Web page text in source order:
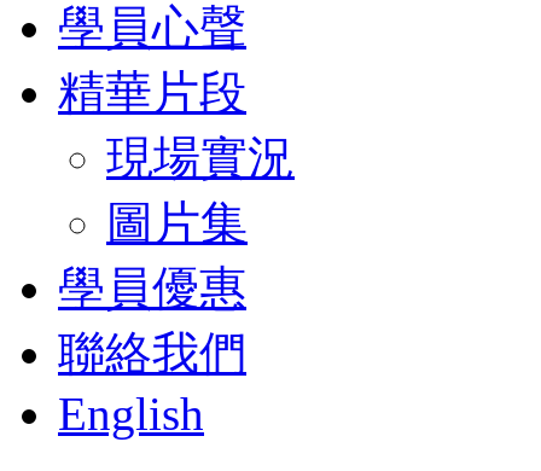
學員心聲
精華片段
現場實況
圖片集
學員優惠
聯絡我們
English